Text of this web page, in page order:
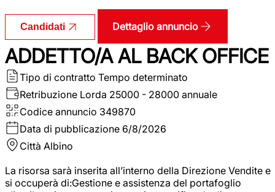
Candidati Dettaglio annuncio
ADDETTO/A AL BACK OFFICE
Tipo di contratto Tempo determinato
Retribuzione Lorda 25000 - 28000 annuale
Codice annuncio 349870
Data di pubblicazione 6/8/2026
Città Albino
La risorsa sarà inserita all’interno della Direzione Vendite e
si occuperà di:Gestione e assistenza del portafoglio